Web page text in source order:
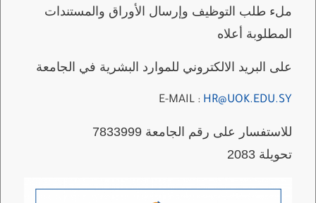
ملء طلب التوظيف وإرسال الأوراق والمستندات
المطلوبة أعلاه
على البريد الالكتروني للموارد البشرية في الجامعة
E-MAIL : HR@UOK.EDU.SY
للاستفسار على رقم الجامعة 7833999
تحويلة 2083